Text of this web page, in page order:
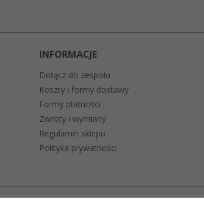
INFORMACJE
Dołącz do zespołu
Koszty i formy dostawy
Formy płatności
Zwroty i wymiany
Regulamin sklepu
Polityka prywatności